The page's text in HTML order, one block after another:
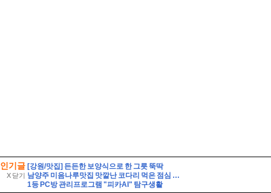
인기글
X 닫기
[강원/맛집] 든든한 보양식으로 한 그릇 뚝딱
남양주 미음나루맛집 맛깔난 코다리 먹은 점심 모임장소
1등 PC방 관리프로그램 "피카AI" 탐구생활